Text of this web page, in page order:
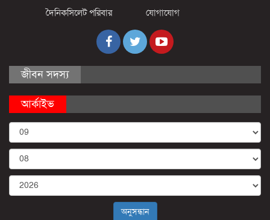
দৈনিকসিলেট পরিবার
যোগাযোগ
জীবন সদস্য
আর্কাইভ